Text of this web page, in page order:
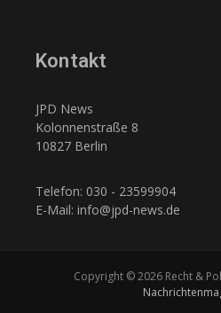
Kontakt
JPD News
Kolonnenstraße 8
10827 Berlin
Telefon: 030 - 23599904
E-Mail: info@jpd-news.de
Copyright © 2026 Recht &